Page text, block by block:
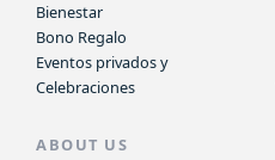
Bienestar
Bono Regalo
Eventos privados y
Celebraciones
ABOUT US